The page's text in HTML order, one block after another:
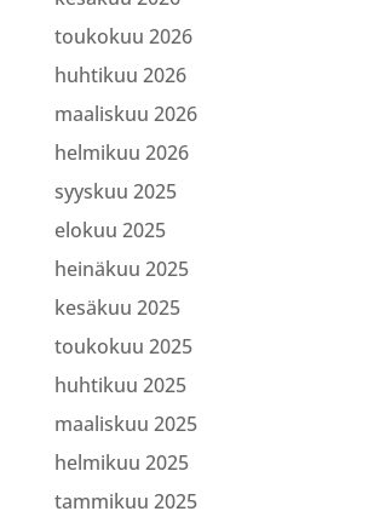
toukokuu 2026
huhtikuu 2026
maaliskuu 2026
helmikuu 2026
syyskuu 2025
elokuu 2025
heinäkuu 2025
kesäkuu 2025
toukokuu 2025
huhtikuu 2025
maaliskuu 2025
helmikuu 2025
tammikuu 2025